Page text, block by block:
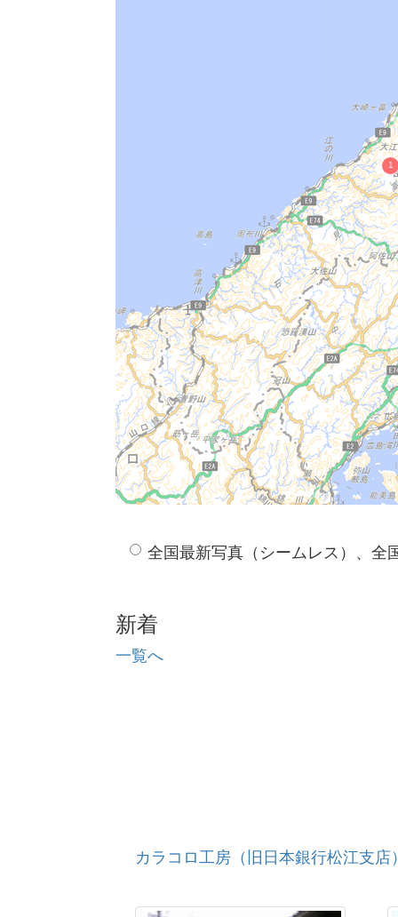
全国最新写真（シームレス）、全
新着
一覧へ
カラコロ工房（旧日本銀行松江支店